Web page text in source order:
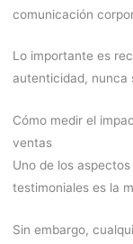
comunicación
Lo importante es
autenticidad, nunca
Cómo medir el
ventas
Uno de los
testimoniales es la
Sin embargo,